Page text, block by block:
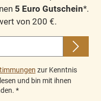
die Bildfläche 17,5 x 13
angeordnet.
hergestellt in
5 Euro Gutschein*.
von 200 €.
zur Kenntnis
und bin mit ihnen
*